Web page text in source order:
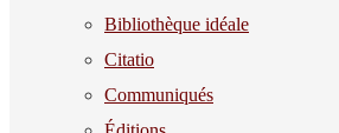
Bibliothèque idéale
Citatio
Communiqués